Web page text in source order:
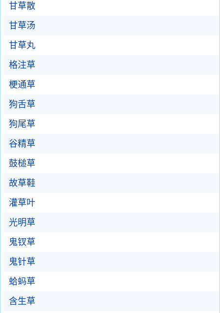
甘草散
甘草汤
甘草丸
格注草
梗通草
狗舌草
狗尾草
谷精草
鼓槌草
故草鞋
灌草叶
光明草
鬼钗草
鬼针草
蛤蚂草
含生草